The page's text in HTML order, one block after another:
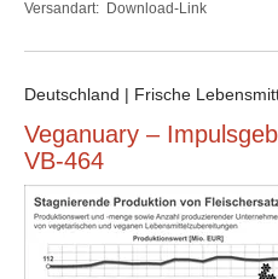
Versandart: Download-Link
Deutschland | Frische
Veganuary –
VB-464